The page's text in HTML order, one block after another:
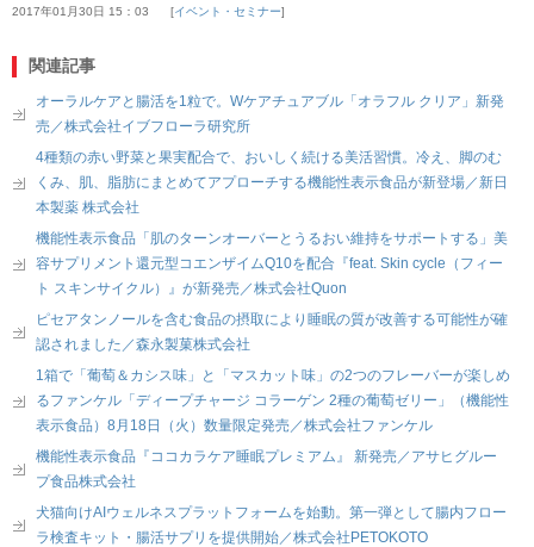
2017年01月30日 15：03 イベント・セミナー
関連記事
オーラルケアと腸活を1粒で。Wケアチュアブル「オラフル クリア」新発
売／株式会社イブフローラ研究所
4種類の赤い野菜と果実配合で、おいしく続ける美活習慣。冷え、脚のむ
くみ、肌、脂肪にまとめてアプローチする機能性表示食品が新登場／新日
本製薬 株式会社
機能性表示食品「肌のターンオーバーとうるおい維持をサポートする」美
容サプリメント還元型コエンザイムQ10を配合『feat. Skin cycle（フィー
ト スキンサイクル）』が新発売／株式会社Quon
ピセアタンノールを含む食品の摂取により睡眠の質が改善する可能性が確
認されました／森永製菓株式会社
1箱で「葡萄＆カシス味」と「マスカット味」の2つのフレーバーが楽しめ
るファンケル「ディープチャージ コラーゲン 2種の葡萄ゼリー」（機能性
表示食品）8月18日（火）数量限定発売／株式会社ファンケル
機能性表示食品『ココカラケア睡眠プレミアム』 新発売／アサヒグルー
プ食品株式会社
犬猫向けAIウェルネスプラットフォームを始動。第一弾として腸内フロー
ラ検査キット・腸活サプリを提供開始／株式会社PETOKOTO